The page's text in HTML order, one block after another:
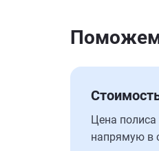
Поможем
Цена
напрямую в